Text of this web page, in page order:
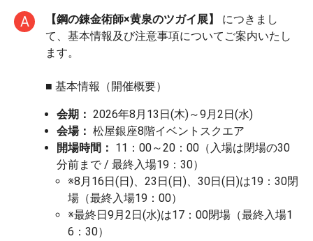
A 【鋼の錬金術師×黄泉のツガイ展】
につきまし
て、基本情報及び注意事項についてご案内いたし
ます。
■ 基本情報（開催概要）
会期： 2026年8月13日(木)～9月2日(水)
会場： 松屋銀座8階イベントスクエア
開場時間： 11：00～20：00（入場は閉場の30
分前まで / 最終入場19：30）
※8月16日(日)、23日(日)、30日(日)は19：30閉
場（最終入場19：00）
※最終日9月2日(水)は17：00閉場（最終入場1
6：30）